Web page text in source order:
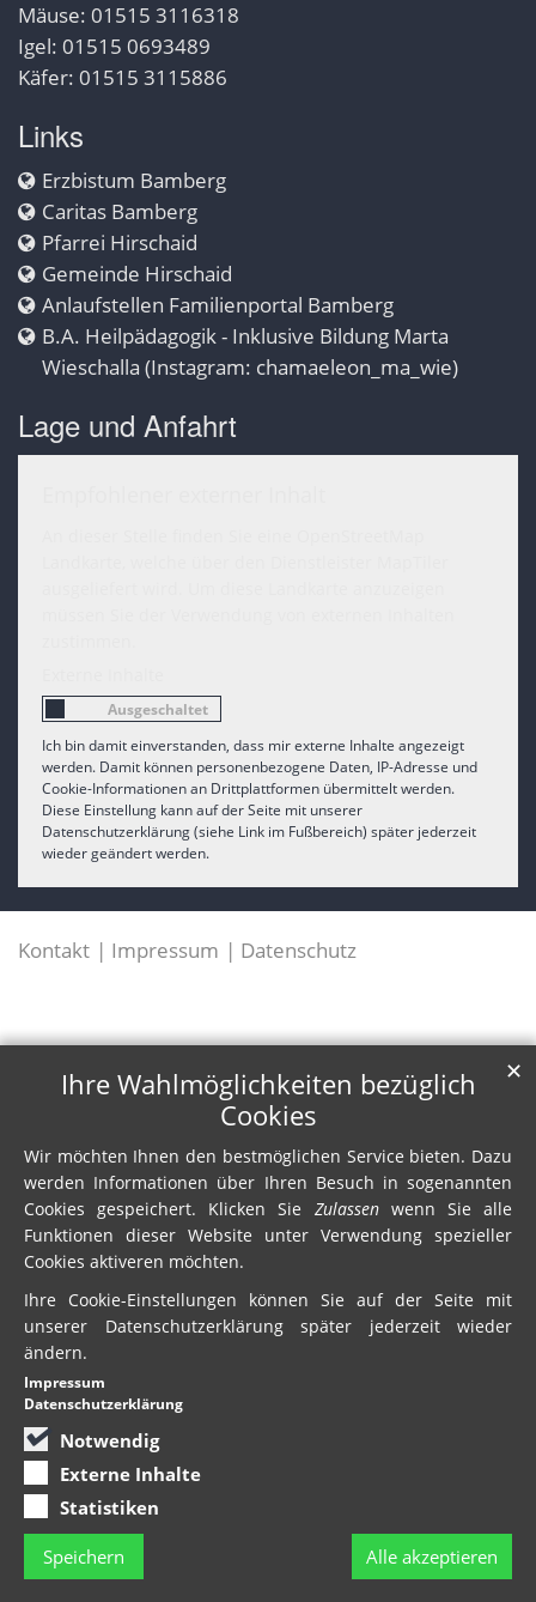
Mäuse: 01515 3116318
Igel: 01515 0693489
Käfer: 01515 3115886
Links
Erzbistum Bamberg
Caritas Bamberg
Pfarrei Hirschaid
Gemeinde Hirschaid
Anlaufstellen Familienportal Bamberg
B.A. Heilpädagogik - Inklusive Bildung Marta
Wieschalla (Instagram: chamaeleon_ma_wie)
Lage und Anfahrt
Ich bin damit einverstanden, dass mir externe Inhalte angezeigt
werden. Damit können personenbezogene Daten, IP-Adresse und
Cookie-Informationen an Drittplattformen übermittelt werden.
Diese Einstellung kann auf der Seite mit unserer
Datenschutzerklärung (siehe Link im Fußbereich) später jederzeit
wieder geändert werden.
Kontakt Impressum Datenschutz
Ihre Wahlmöglichkeiten bezüglich
Cookies
Wir möchten Ihnen den bestmöglichen Service bieten. Dazu
werden Informationen über Ihren Besuch in sogenannten
Cookies gespeichert. Klicken Sie Zulassenwenn Sie alle
Funktionen dieser Website unter Verwendung spezieller
Cookies aktiveren möchten.
Ihre Cookie-Einstellungen können Sie auf der Seite mit
unserer Datenschutzerklärung später jederzeit wieder
ändern.
Notwendig
Externe Inhalte
Statistiken
Speichern Alle akzeptieren
✕
Impressum
Datenschutzerklärung